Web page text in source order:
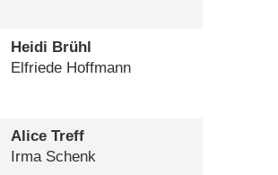
Heidi Brühl
Elfriede Hoffmann
Alice Treff
Irma Schenk